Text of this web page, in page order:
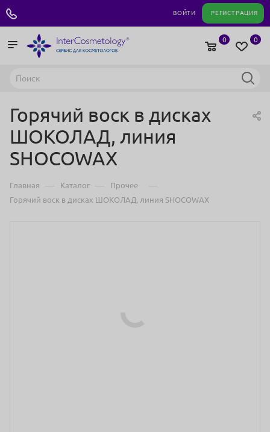
ВОЙТИ РЕГИСТРАЦИЯ
0
0
Горячий воск в дисках
ШОКОЛАД, линия
SHOCOWAX
Главная — Каталог — Прочее —
Горячий воск в дисках ШОКОЛАД, линия SHOCOWAX